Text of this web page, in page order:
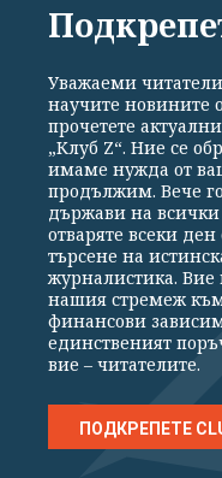
СПОРТ КУЛТУРА
Общи условия
Реклама
Екип
Издател на www.clubz.bg е
Константинов" 3. Всички
Препечатването на
разрешение ще бъде
Уважаеми
научите новините
прочетете
„Клуб Z“. Ние се
имаме нужда от
продължим. Вече
държави на всички
отваряте всеки
търсене на
журналистика. Вие
нашия стремеж
финансови
единственият
вие – читателите.
ПОДКРЕПЕТЕ